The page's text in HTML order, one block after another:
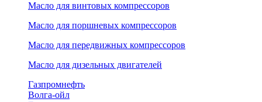
Масло для винтовых компрессоров
Масло для поршневых компрессоров
Масло для передвижных компрессоров
Масло для дизельных двигателей
Газпромнефть
Волга-ойл